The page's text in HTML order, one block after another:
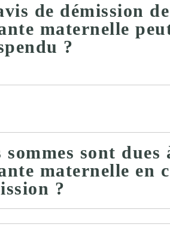
de démission de
maternelle
?
sommes sont dues
maternelle en
?